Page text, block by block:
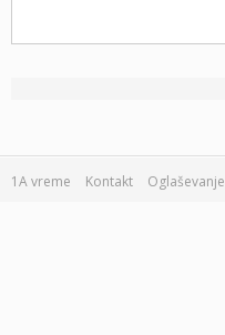
1A vreme Kontakt Oglaševanje